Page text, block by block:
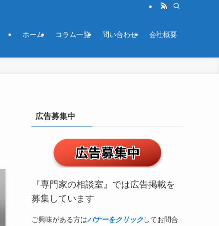
ホーム コラム一覧 問い合わせ 会社概要
広告募集中
『専門家の相談室』では広告掲載を
募集しています
ご興味がある方はバナーをクリックしてお問合